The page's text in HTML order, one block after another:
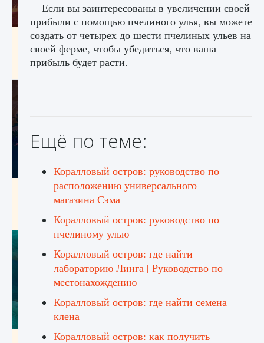
Как приручить существ джунглей Нари в
игре Creatures of Ava
9 августа 2024
Как разблокировать заклинание Крист в
Creatures of Ava
9 августа 2024 1 393 0 0
Как приручить существ из степей Тамура в
Если вы заинтересованы в увеличении своей
прибыли с помощью пчелиного улья, вы можете
создать от четырех до шести пчелиных ульев на
своей ферме, чтобы убедиться, что ваша
прибыль будет расти.
Ещё по теме:
Коралловый остров: руководство по
расположению универсального
магазина Сэма
Коралловый остров: руководство по
пчелиному улью
Коралловый остров: где найти
лабораторию Линга | Руководство по
местонахождению
Коралловый остров: где найти семена
клена
Коралловый остров: как получить